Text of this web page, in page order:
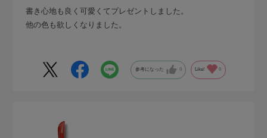
書き心地も良く可愛くてプレゼントしました。
他の色も欲しくなりました。
参考になった 0 Like! 0